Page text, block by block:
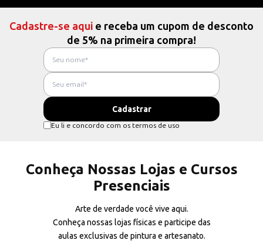
Cadastre-se aqui e receba um cupom de desconto
de 5% na primeira compra!
Eu li e concordo com os termos de uso
Conheça Nossas Lojas e Cursos
Presenciais
Arte de verdade você vive aqui.
Conheça nossas lojas físicas e participe das
aulas exclusivas de pintura e artesanato.